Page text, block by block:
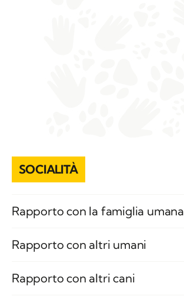
SOCIALITÀ
Rapporto con la famiglia umana
Rapporto con altri umani
Rapporto con altri cani